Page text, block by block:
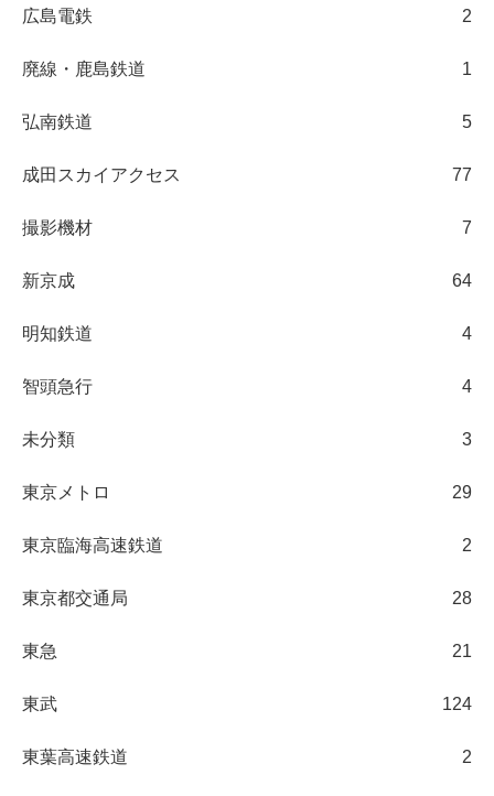
広島電鉄 2
廃線・鹿島鉄道 1
弘南鉄道 5
成田スカイアクセス 77
撮影機材 7
新京成 64
明知鉄道 4
智頭急行 4
未分類 3
東京メトロ 29
東京臨海高速鉄道 2
東京都交通局 28
東急 21
東武 124
東葉高速鉄道 2